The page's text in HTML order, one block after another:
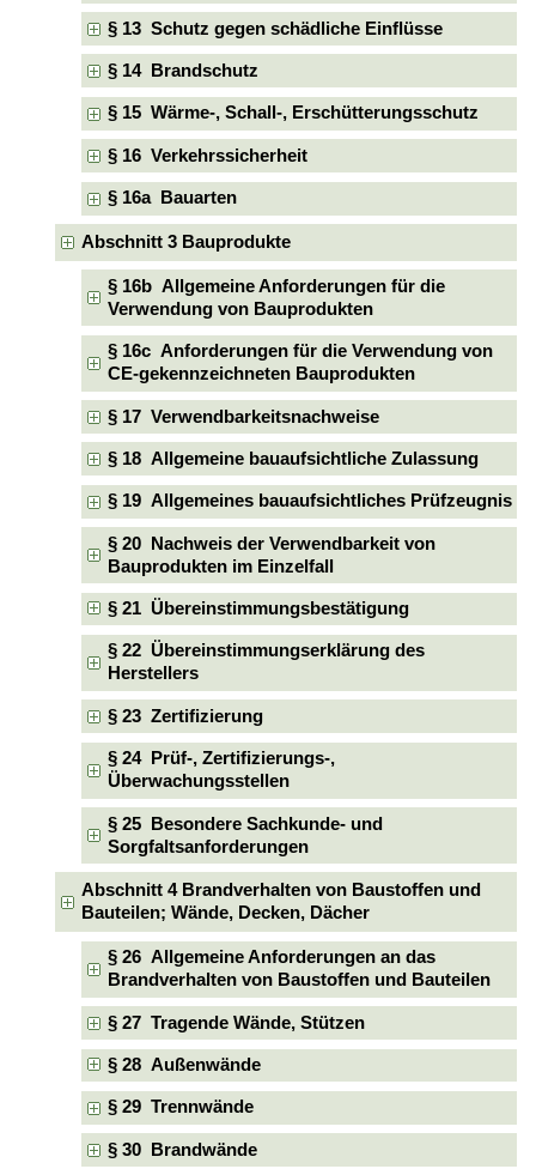
§ 13 Schutz gegen schädliche Einflüsse
§ 14 Brandschutz
§ 15 Wärme-, Schall-, Erschütterungsschutz
§ 16 Verkehrssicherheit
§ 16a Bauarten
Abschnitt 3 Bauprodukte
§ 16b Allgemeine Anforderungen für die
Verwendung von Bauprodukten
§ 16c Anforderungen für die Verwendung von
CE-gekennzeichneten Bauprodukten
§ 17 Verwendbarkeitsnachweise
§ 18 Allgemeine bauaufsichtliche Zulassung
§ 19 Allgemeines bauaufsichtliches Prüfzeugnis
§ 20 Nachweis der Verwendbarkeit von
Bauprodukten im Einzelfall
§ 21 Übereinstimmungsbestätigung
§ 22 Übereinstimmungserklärung des
Herstellers
§ 23 Zertifizierung
§ 24 Prüf-, Zertifizierungs-,
Überwachungsstellen
§ 25 Besondere Sachkunde- und
Sorgfaltsanforderungen
Abschnitt 4 Brandverhalten von Baustoffen und
Bauteilen; Wände, Decken, Dächer
§ 26 Allgemeine Anforderungen an das
Brandverhalten von Baustoffen und Bauteilen
§ 27 Tragende Wände, Stützen
§ 28 Außenwände
§ 29 Trennwände
§ 30 Brandwände